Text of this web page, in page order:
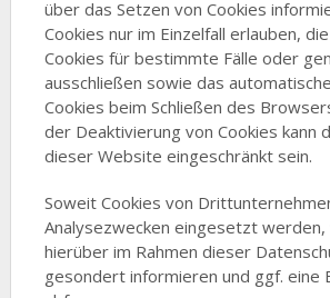
über das Setzen von Cookies
Cookies nur im Einzelfall erlauben,
Cookies für bestimmte Fälle oder
ausschließen sowie das
Cookies beim Schließen des
der Deaktivierung von Cookies kann
dieser Website eingeschränkt sein.
Soweit Cookies von
Analysezwecken eingesetzt
hierüber im Rahmen dieser
gesondert informieren und ggf. eine